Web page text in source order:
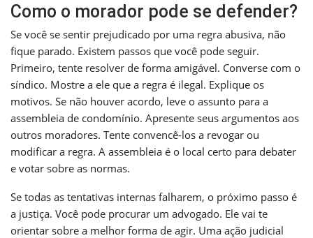
Como o morador pode se defender?
Se você se sentir prejudicado por uma regra abusiva, não
fique parado. Existem passos que você pode seguir.
Primeiro, tente resolver de forma amigável. Converse com o
síndico. Mostre a ele que a regra é ilegal. Explique os
motivos. Se não houver acordo, leve o assunto para a
assembleia de condomínio. Apresente seus argumentos aos
outros moradores. Tente convencê-los a revogar ou
modificar a regra. A assembleia é o local certo para debater
e votar sobre as normas.
Se todas as tentativas internas falharem, o próximo passo é
a justiça. Você pode procurar um advogado. Ele vai te
orientar sobre a melhor forma de agir. Uma ação judicial